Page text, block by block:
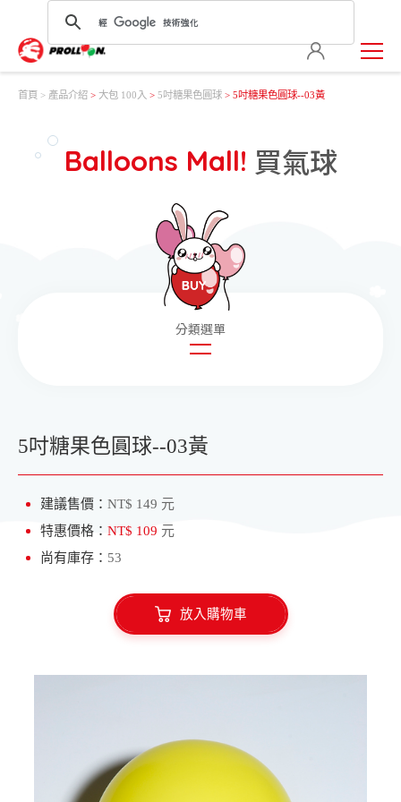
首頁 產品介紹 > 大包 100入 > 5吋糖果色圓球 > 5吋糖果色圓球--03黃
Balloons Mall! 買氣球
5吋糖果色圓球--03黃
建議售價： NT$ 149 元
特惠價格： NT$ 109 元
尚有庫存： 53
放入購物車